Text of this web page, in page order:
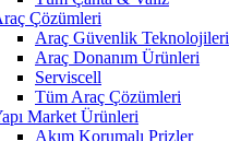
Çözümleri
Araç Güvenlik Teknolojileri
Araç Donanım Ürünleri
Serviscell
Tüm Araç Çözümleri
Market Ürünleri
Akım Korumalı Prizler